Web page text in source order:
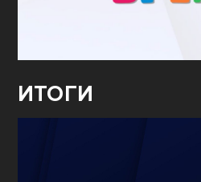
ИТОГИ